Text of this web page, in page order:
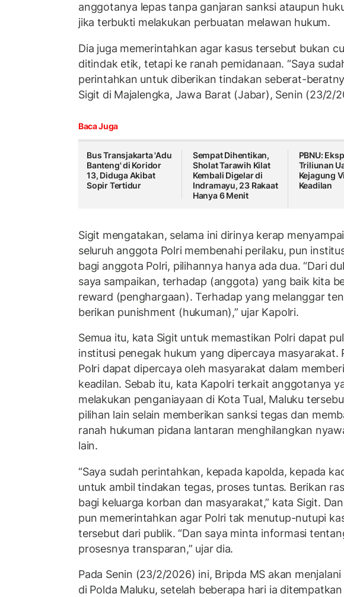
anggotanya lepas tanpa ganjaran sanksi ataupun
jika terbukti melakukan perbuatan melawan hukum.
Dia juga memerintahkan agar kasus tersebut bukan
ditindak etik, tetapi ke ranah pemidanaan. “Saya
perintahkan untuk diberikan tindakan seberat-
Sigit di Majalengka, Jawa Barat (Jabar), Senin (23/2/
Baca Juga
Bus Transjakarta 'Adu
Banteng' di Koridor
13, Diduga Akibat
Sopir Tertidur
Sempat Dihentikan,
Sholat Tarawih Kilat
Kembali Digelar di
Indramayu, 23 Rakaat
Hanya 6 Menit
PBNU:
Triliunan
Kejagung
Keadilan
Sigit mengatakan, selama ini dirinya kerap
seluruh anggota Polri membenahi perilaku, pun
bagi anggota Polri, pilihannya hanya ada dua. “Dari
saya sampaikan, terhadap (anggota) yang baik kita
reward (penghargaan). Terhadap yang melanggar
berikan punishment (hukuman),” ujar Kapolri.
Semua itu, kata Sigit untuk memastikan Polri dapat
institusi penegak hukum yang dipercaya masyarakat.
Polri dapat dipercaya oleh masyarakat dalam
keadilan. Sebab itu, kata Kapolri terkait anggotanya
melakukan penganiayaan di Kota Tual, Maluku
pilihan lain selain memberikan sanksi tegas dan
ranah hukuman pidana lantaran menghilangkan
lain.
“Saya sudah perintahkan, kepada kapolda, kepada
untuk ambil tindakan tegas, proses tuntas. Berikan
bagi keluarga korban dan masyarakat,” kata Sigit.
pun memerintahkan agar Polri tak menutup-nutupi
tersebut dari publik. “Dan saya minta informasi
prosesnya transparan,” ujar dia.
Pada Senin (23/2/2026) ini, Bripda MS akan
di Polda Maluku, setelah beberapa hari ia ditempatkan